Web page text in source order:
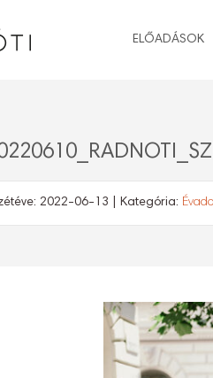
ELŐADÁSOK
2022-06-13 | Kategória: